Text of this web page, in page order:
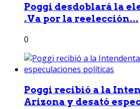
Poggi desdoblará la
.Va por la reelección...
0
Poggi recibió a la
Arizona y desató